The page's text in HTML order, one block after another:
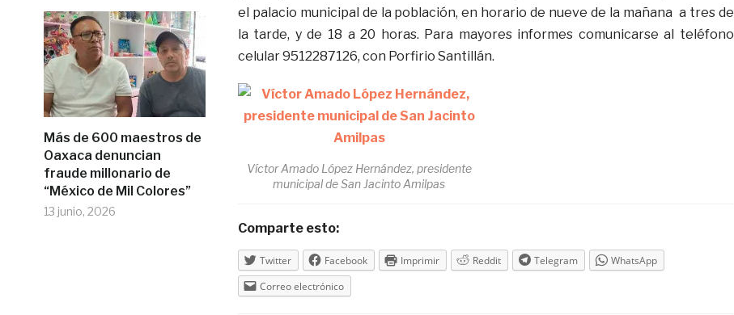
Más de 600 maestros de
Oaxaca denuncian
fraude millonario de
“México de Mil Colores”
13 junio, 2026
el palacio municipal de la población, en horario de nueve de la mañana a tres de
la tarde, y de 18 a 20 horas. Para mayores informes comunicarse al teléfono
celular 9512287126, con Porfirio Santillán.
Víctor Amado López Hernández, presidente
municipal de San Jacinto Amilpas
Comparte esto:
Twitter Facebook Imprimir Reddit Telegram
WhatsApp
Correo electrónico